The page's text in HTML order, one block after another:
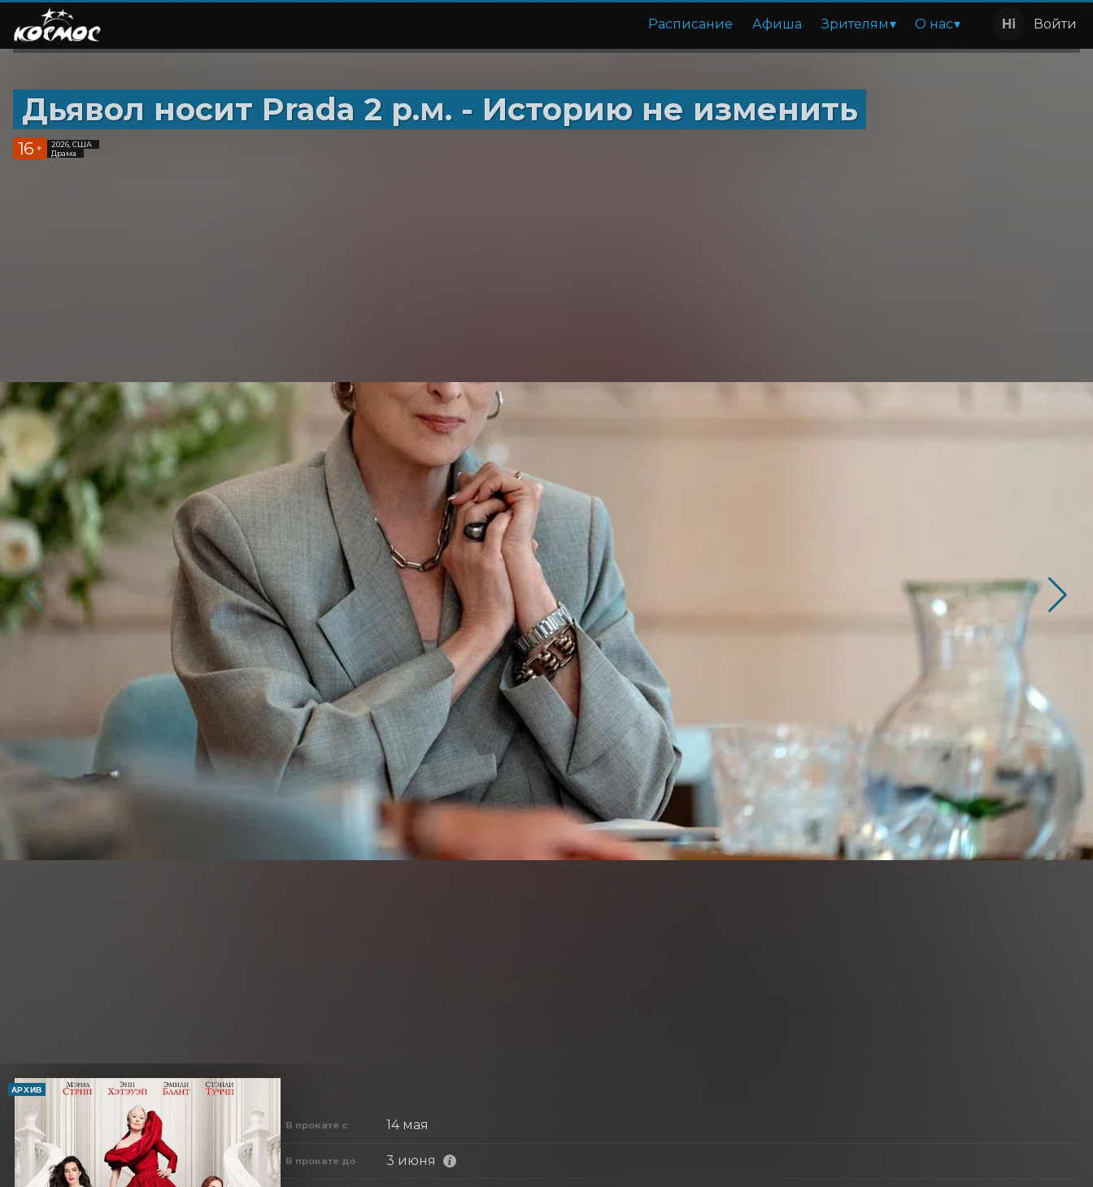
Расписание Афиша Зрителям О нас Войти
Дьявол носит Prada 2 р.м. - Историю не изменить
16 +
2026, США
Драма
АРХИВ
В прокате с 14 мая
В прокате до 3 июня